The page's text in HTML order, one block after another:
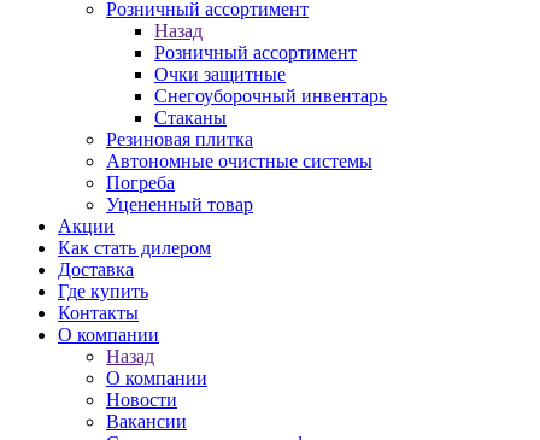
Розничный ассортимент
Назад
Розничный ассортимент
Очки защитные
Снегоуборочный инвентарь
Стаканы
Резиновая плитка
Автономные очистные системы
Погреба
Уцененный товар
Акции
Как стать дилером
Доставка
Где купить
Контакты
О компании
Назад
О компании
Новости
Вакансии